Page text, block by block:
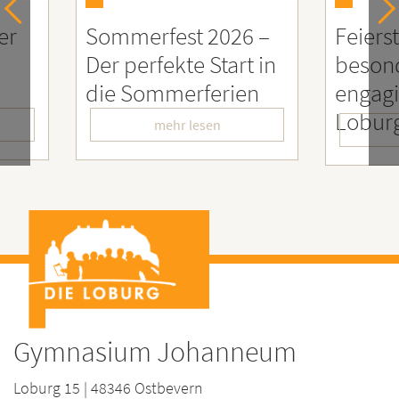
–
Feierstunde zu Ehren
besonders
engagierter
LoburgerInnen
mehr lesen
–
Gymnasium Johanneum
Loburg 15 | 48346 Ostbevern